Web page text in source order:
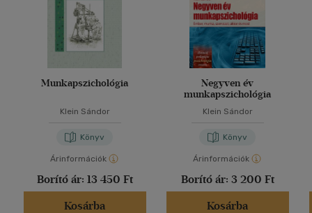
Munkapszichológia
Klein Sándor
Könyv
Árinformációk
Borító ár: 13 450 Ft
Kosárba
Negyven év
munkapszichológia
Klein Sándor
Könyv
Árinformációk
Borító ár: 3 200 Ft
Kosárba